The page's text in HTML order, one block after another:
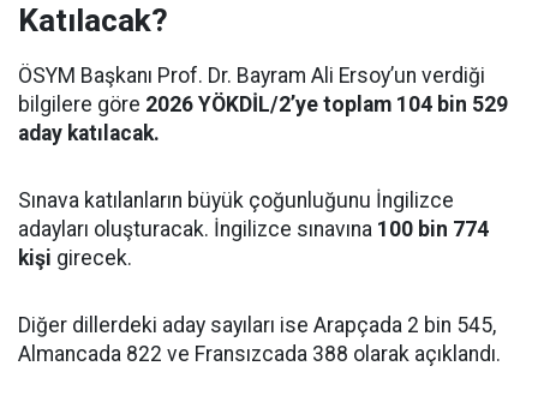
Katılacak?
ÖSYM Başkanı Prof. Dr. Bayram Ali Ersoy’un verdiği
bilgilere göre 2026 YÖKDİL/2’ye toplam 104 bin 529
aday katılacak.
Sınava katılanların büyük çoğunluğunu İngilizce
adayları oluşturacak. İngilizce sınavına 100 bin 774
kişi girecek.
Diğer dillerdeki aday sayıları ise Arapçada 2 bin 545,
Almancada 822 ve Fransızcada 388 olarak açıklandı.